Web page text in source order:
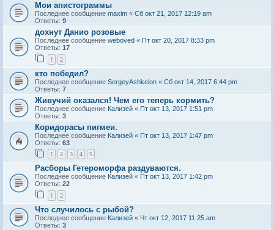
Мои апистограммы
Последнее сообщение maxim « Сб окт 21, 2017 12:19 am
Ответы: 9
дохнут Данио розовые
Последнее сообщение weboved « Пт окт 20, 2017 8:33 pm
Ответы: 17
1 2
кто победил?
Последнее сообщение SergeyAshkelon « Сб окт 14, 2017 6:44 pm
Ответы: 7
Живучий оказался! Чем его теперь кормить?
Последнее сообщение Кализей « Пт окт 13, 2017 1:51 pm
Ответы: 3
Коридорасы пигмеи.
Последнее сообщение Кализей « Пт окт 13, 2017 1:47 pm
Ответы: 63
1 2 3 4 5
Расборы Гетероморфа раздуваются.
Последнее сообщение Кализей « Пт окт 13, 2017 1:42 pm
Ответы: 22
1 2
Что случилось с рыбой?
Последнее сообщение Кализей « Чт окт 12, 2017 11:25 am
Ответы: 3